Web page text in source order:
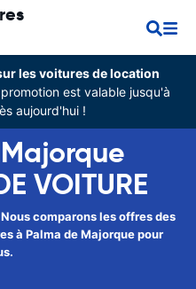
les voitures de location
est valable jusqu'à
aujourd'hui !
VOITURE
comparons les offres des
à Palma de Majorque pour